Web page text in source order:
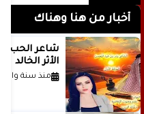
أخبار من هنا وهناك
الأثر الخالد
منذ سنة واحدة